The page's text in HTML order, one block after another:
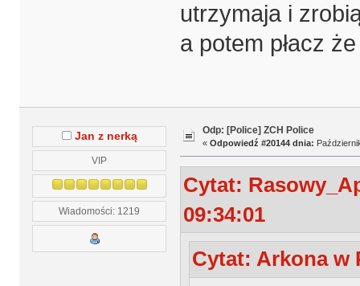
utrzymaja i
a potem płacz
Jan z nerką
VIP
Wiadomości: 1219
Odp: [Police] ZCH Police
« Odpowiedź #20144 dnia:
Cytat:
09:34:01
Cytat: Arkona w